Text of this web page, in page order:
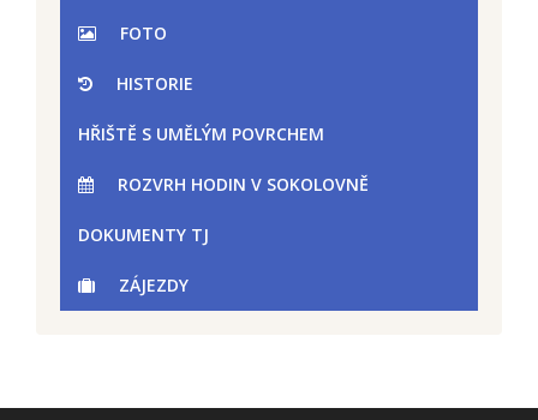
FOTO
HISTORIE
HŘIŠTĚ S UMĚLÝM POVRCHEM
ROZVRH HODIN V SOKOLOVNĚ
DOKUMENTY TJ
ZÁJEZDY